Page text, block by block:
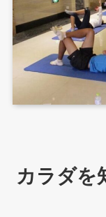
カラダを